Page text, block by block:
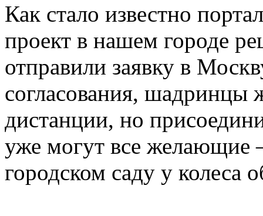
Как стало известно
проект в нашем городе
отправили заявку в
согласования, шадринцы
дистанции, но
уже могут все желающие
городском саду у колеса